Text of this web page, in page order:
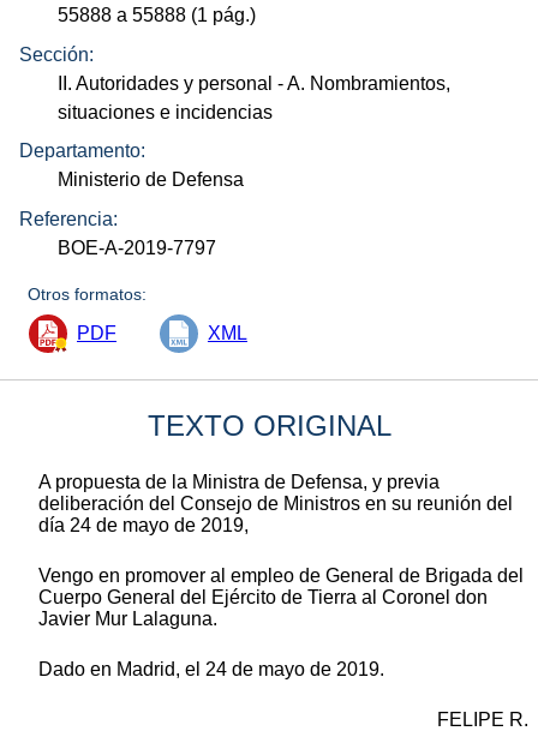
55888 a 55888 (1 pág.)
Sección:
II. Autoridades y personal - A. Nombramientos,
situaciones e incidencias
Departamento:
Ministerio de Defensa
Referencia:
BOE-A-2019-7797
Otros formatos:
PDF XML
TEXTO ORIGINAL
A propuesta de la Ministra de Defensa, y previa
deliberación del Consejo de Ministros en su reunión del
día 24 de mayo de 2019,
Vengo en promover al empleo de General de Brigada del
Cuerpo General del Ejército de Tierra al Coronel don
Javier Mur Lalaguna.
Dado en Madrid, el 24 de mayo de 2019.
FELIPE R.